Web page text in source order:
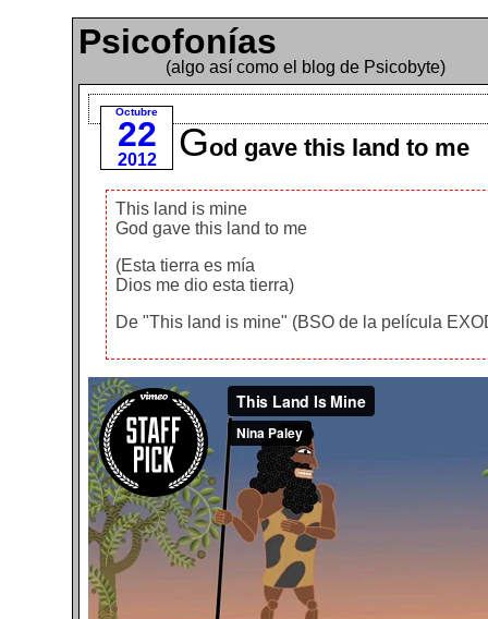
Psicofonías
(algo así como el blog de Psicobyte)
Octubre
22
2012 God gave this land to me
This land is mine
God gave this land to me
(Esta tierra es mía
Dios me dio esta tierra)
De "This land is mine" (BSO de la película